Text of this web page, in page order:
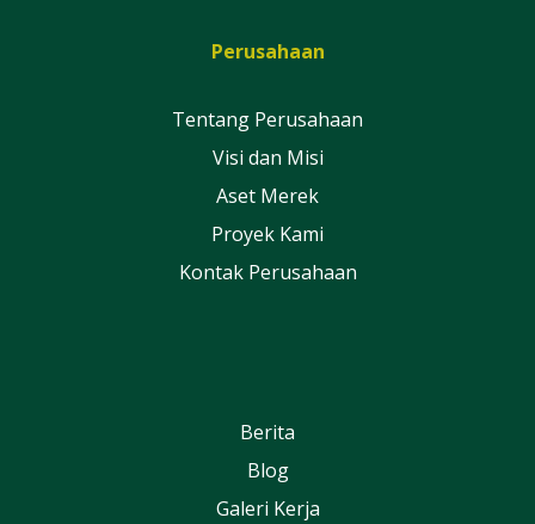
Perusahaan
Tentang Perusahaan
Visi dan Misi
Aset Merek
Proyek Kami
Kontak Perusahaan
Berita
Blog
Galeri Kerja